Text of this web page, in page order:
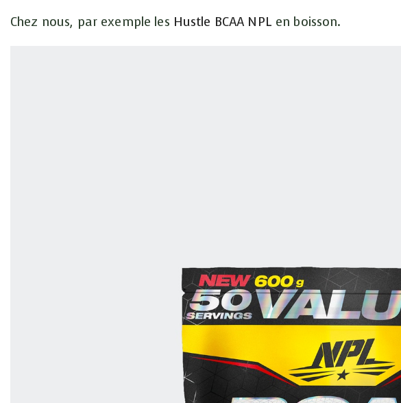
Chez nous, par exemple les Hustle BCAA NPL en boisson.